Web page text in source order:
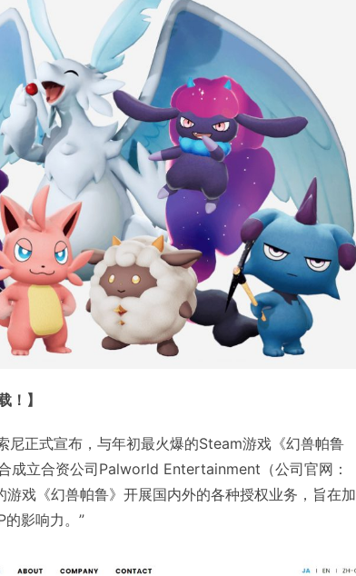
！】
正式宣布，与年初最火爆的Steam游戏《幻兽帕鲁
成立合资公司Palworld Entertainment（公司官网：
戏《幻兽帕鲁》开展国内外的各种授权业务，旨在加
影响力。”